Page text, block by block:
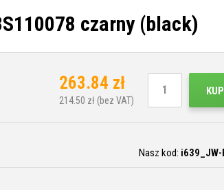
czarny (black)
263.84 zł
214.50 zł (bez VAT)
Nasz kod: i639_JW-